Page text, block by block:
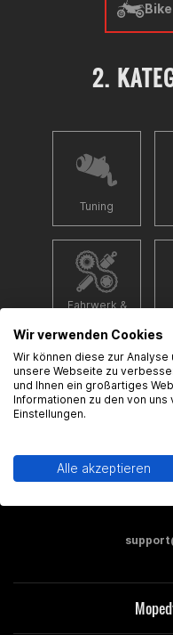
2.
Tuning
Fahrwerk &
Wir verwenden Cookies
Wir können diese zur
unsere Webseite zu
und Ihnen ein großartiges
Informationen zu den von
Einstellungen.
Alle akzeptieren